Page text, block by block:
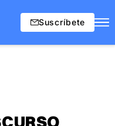
Suscríbete